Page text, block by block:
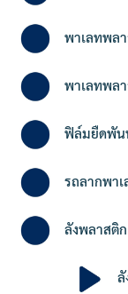
พาเลทพล
พาเลทพล
ฟิล์มยืดพัน
รถลากพาเ
ลังพลาสติก